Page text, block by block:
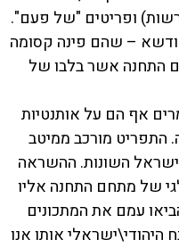
ופריטים "של פעם".
ודשא – שהם פינה קסומה
התחנה אשר בלבו של
אף הם על אותנטיות
מורכב ממיטב
השונות. ההשראה
של מתחם התחנה אליו
עמם את המתכונים
היהודי\ישראלי אותו אנו